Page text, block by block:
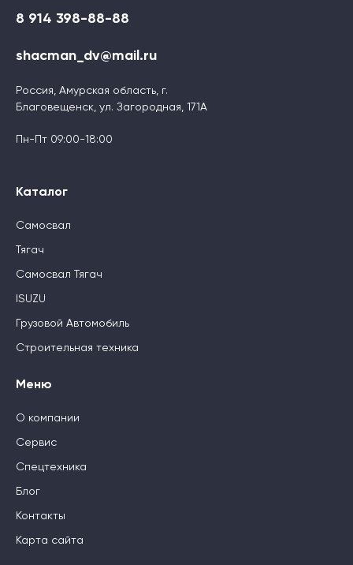
8 914 398-88-88
shacman_dv@mail.ru
Россия, Амурская область, г.
Благовещенск, ул. Загородная, 171А
Пн-Пт 09:00-18:00
Каталог
Самосвал
Тягач
Самосвал Тягач
ISUZU
Грузовой Автомобиль
Строительная техника
Меню
О компании
Сервис
Спецтехника
Блог
Контакты
Карта сайта